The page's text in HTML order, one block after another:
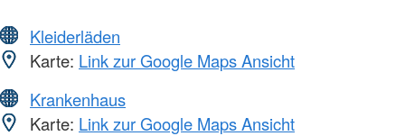
Kleiderläden
Karte: Link zur Google Maps Ansicht
Krankenhaus
Karte: Link zur Google Maps Ansicht